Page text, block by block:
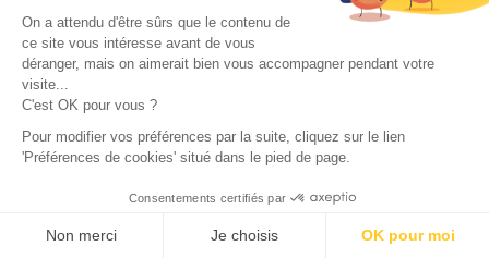
On a attendu d'être sûrs que le contenu de
ce site vous intéresse avant de vous
déranger, mais on aimerait bien vous accompagner pendant votre
visite...
C'est OK pour vous ?
Pour modifier vos préférences par la suite, cliquez sur le lien
'Préférences de cookies' situé dans le pied de page.
Consentements certifiés par
Non merci Je choisis OK pour moi